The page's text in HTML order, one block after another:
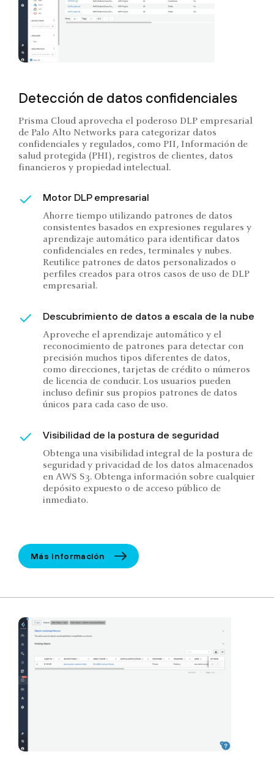
Detección de datos confidenciales
Prisma Cloud aprovecha el poderoso DLP empresarial
de Palo Alto Networks para categorizar datos
confidenciales y regulados, como PII, Información de
salud protegida (PHI), registros de clientes, datos
financieros y propiedad intelectual.
Motor DLP empresarial
Ahorre tiempo utilizando patrones de datos
consistentes basados en expresiones regulares y
aprendizaje automático para identificar datos
confidenciales en redes, terminales y nubes.
Reutilice patrones de datos personalizados o
perfiles creados para otros casos de uso de DLP
empresarial.
Descubrimiento de datos a escala de la nube
Aproveche el aprendizaje automático y el
reconocimiento de patrones para detectar con
precisión muchos tipos diferentes de datos,
como direcciones, tarjetas de crédito o números
de licencia de conducir. Los usuarios pueden
incluso definir sus propios patrones de datos
únicos para cada caso de uso.
Visibilidad de la postura de seguridad
Obtenga una visibilidad integral de la postura de
seguridad y privacidad de los datos almacenados
en AWS S3. Obtenga información sobre cualquier
depósito expuesto o de acceso público de
inmediato.
Más información